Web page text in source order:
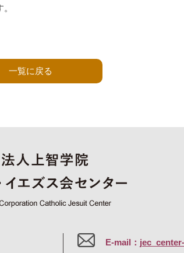
一覧に戻る
E-mail：